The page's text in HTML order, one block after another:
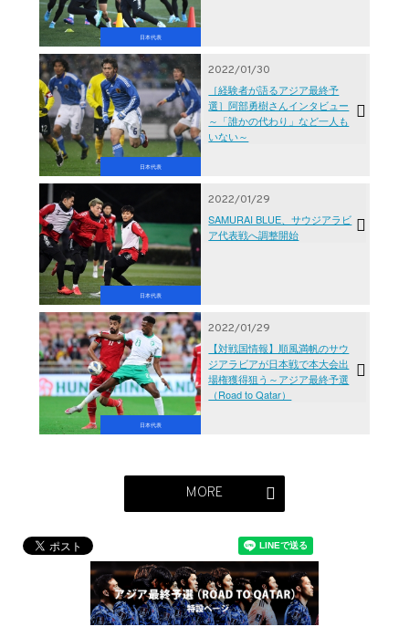
日本代表
日本代表
2022/01/30
［経験者が語るアジア最終予
選］阿部勇樹さんインタビュー
～「誰かの代わり」など一人も
いない～
日本代表
2022/01/29
SAMURAI BLUE、サウジアラビ
ア代表戦へ調整開始
日本代表
2022/01/29
【対戦国情報】順風満帆のサウ
ジアラビアが日本戦で本大会出
場権獲得狙う～アジア最終予選
（Road to Qatar）
MORE